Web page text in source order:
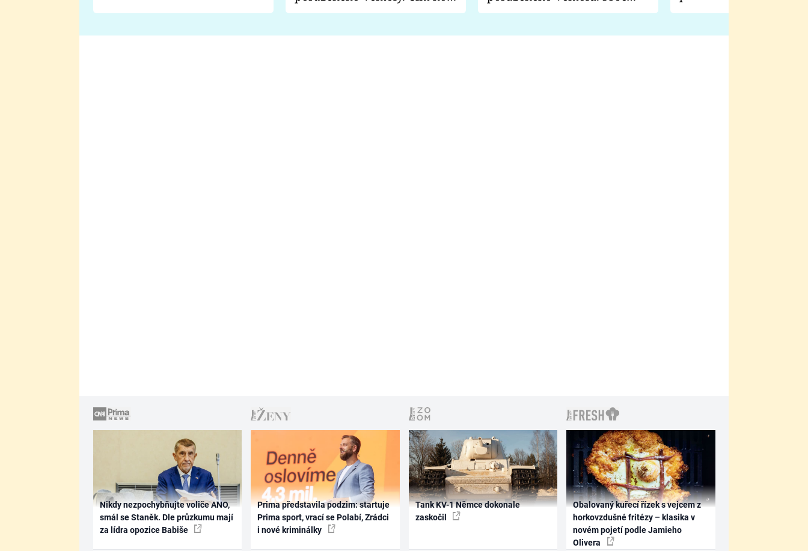
Proč je podle nich falešná a
fanoušci naštvali?
chce raději zápasit s ním než
natáčení Euforie.
Nikdy nezpochybňujte voliče ANO,
smál se Staněk. Dle průzkumu mají
za lídra opozice Babiše
Prima představila podzim: startuje
Prima sport, vrací se Polabí, Zrádci
i nové kriminálky
Tank KV-1 Němce dokonale
zaskočil
Obalovaný kuřecí řízek s vejcem z
horkovzdušné fritézy – klasika v
novém pojetí podle Jamieho
Olivera